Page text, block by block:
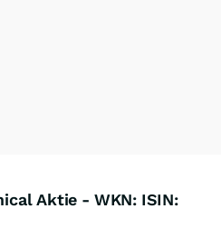
Aktie - WKN: ISIN: